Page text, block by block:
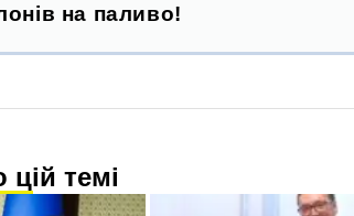
на паливо!
цій темі